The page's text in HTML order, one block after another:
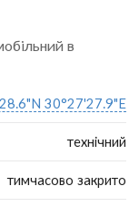
в
30°27'27.9"E
технічний
тимчасово закрито